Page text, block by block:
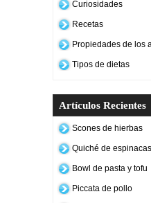
Curiosidades
Recetas
Propiedades de los
Tipos de dietas
Artículos Recientes
Scones de hierbas
Quiché de
Bowl de pasta y tofu
Piccata de pollo